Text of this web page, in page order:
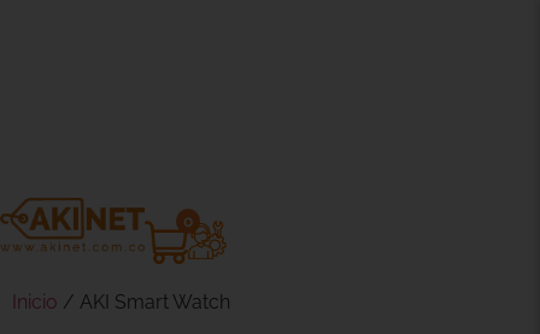
0
Inicio / AKI Smart Watch